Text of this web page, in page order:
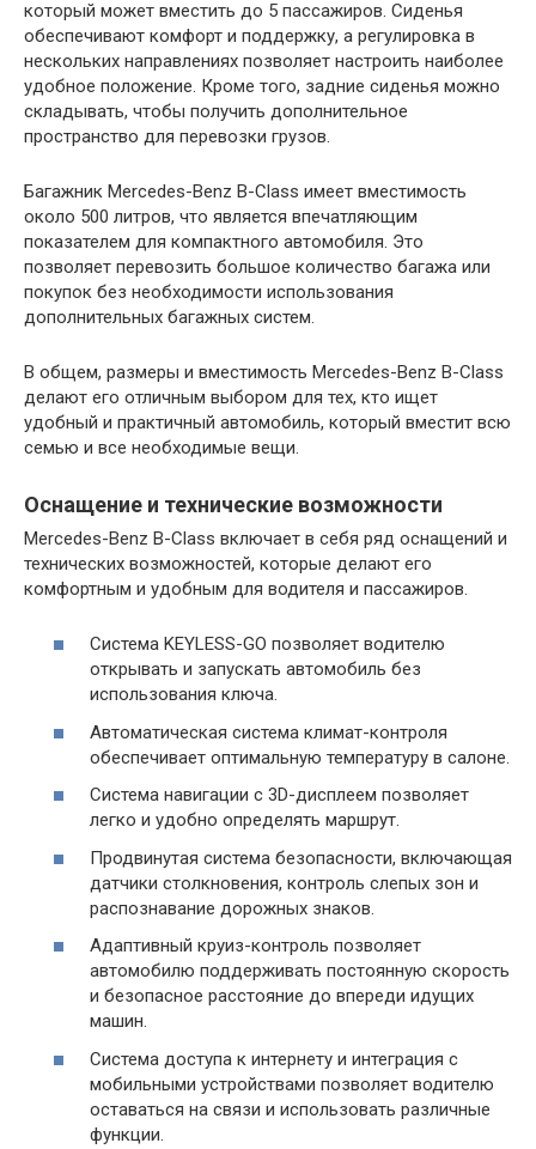
который может вместить до 5 пассажиров. Сиденья
обеспечивают комфорт и поддержку, а регулировка в
нескольких направлениях позволяет настроить наиболее
удобное положение. Кроме того, задние сиденья можно
складывать, чтобы получить дополнительное
пространство для перевозки грузов.
Багажник Mercedes-Benz B-Class имеет вместимость
около 500 литров, что является впечатляющим
показателем для компактного автомобиля. Это
позволяет перевозить большое количество багажа или
покупок без необходимости использования
дополнительных багажных систем.
В общем, размеры и вместимость Mercedes-Benz B-Class
делают его отличным выбором для тех, кто ищет
удобный и практичный автомобиль, который вместит всю
семью и все необходимые вещи.
Оснащение и технические возможности
Mercedes-Benz B-Class включает в себя ряд оснащений и
технических возможностей, которые делают его
комфортным и удобным для водителя и пассажиров.
Система KEYLESS-GO позволяет водителю
открывать и запускать автомобиль без
использования ключа.
Автоматическая система климат-контроля
обеспечивает оптимальную температуру в салоне.
Система навигации с 3D-дисплеем позволяет
легко и удобно определять маршрут.
Продвинутая система безопасности, включающая
датчики столкновения, контроль слепых зон и
распознавание дорожных знаков.
Адаптивный круиз-контроль позволяет
автомобилю поддерживать постоянную скорость
и безопасное расстояние до впереди идущих
машин.
Система доступа к интернету и интеграция с
мобильными устройствами позволяет водителю
оставаться на связи и использовать различные
функции.